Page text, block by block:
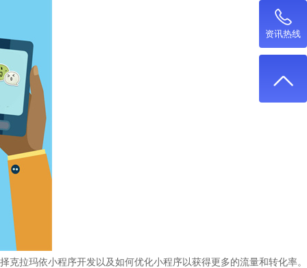
拉玛依小程序开发以及如何优化小程序以获得更多的流量和转化率。
资讯热线